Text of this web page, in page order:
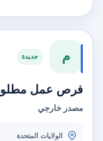
م جديدة
فرص عمل مطلوب
مصدر خارجي
الولايات المتحدة